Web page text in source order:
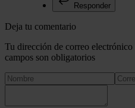
Responder
Deja tu comentario
Tu dirección de correo
campos son obligatorios